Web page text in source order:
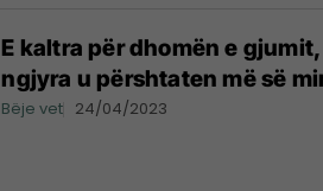
E kaltra për dhomën e
ngjyra u përshtaten më së
Bëje vet 24/04/2023